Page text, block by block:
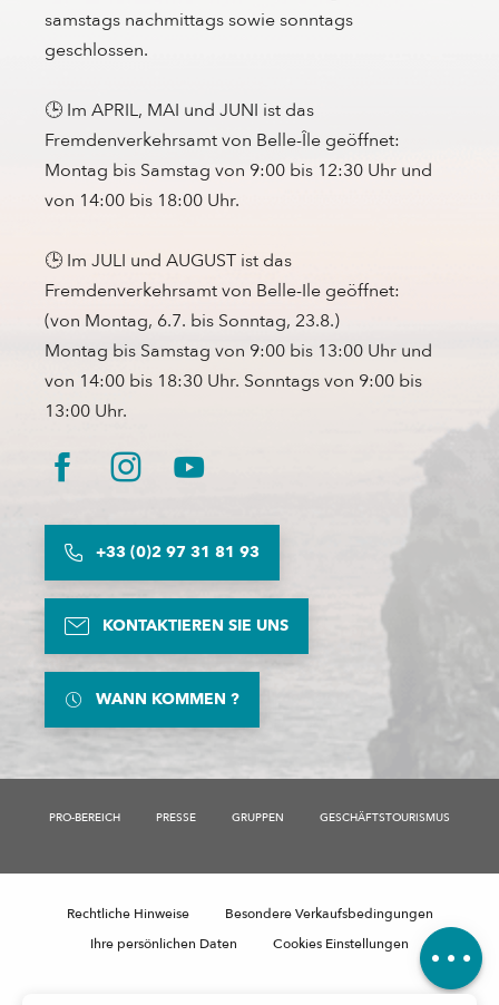
Preise
Kommentare
samstags nachmittags sowie sonntags
geschlossen.
🕒 Im APRIL, MAI und JUNI ist das
Fremdenverkehrsamt von Belle-Île geöffnet:
Montag bis Samstag von 9:00 bis 12:30 Uhr und
von 14:00 bis 18:00 Uhr.
🕒 Im JULI und AUGUST ist das
Fremdenverkehrsamt von Belle-Ile geöffnet:
(von Montag, 6.7. bis Sonntag, 23.8.)
Montag bis Samstag von 9:00 bis 13:00 Uhr und
von 14:00 bis 18:30 Uhr. Sonntags von 9:00 bis
13:00 Uhr.
+33 (0)2 97 31 81 93
KONTAKTIEREN SIE UNS
WANN KOMMEN ?
PRO-BEREICH PRESSE GRUPPEN GESCHÄFTSTOURISMUS
Rechtliche Hinweise
Besondere Verkaufsbedingungen
Ihre persönlichen Daten
Cookies Einstellungen